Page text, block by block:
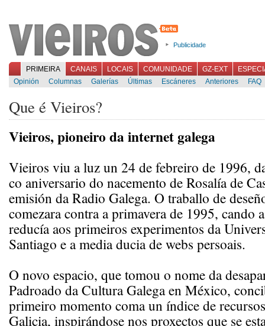
Publicidade
PRIMEIRA CANAIS LOCAIS COMUNIDADE GZ-EXT
Opinión
Columnas Galerías Últimas Escáneres Anteriores FAQ
Que é Vieiros?
Vieiros, pioneiro da internet galega
Vieiros viu a luz un 24 de febreiro de 1996,
co aniversario do nacemento de Rosalía de
emisión da Radio Galega. O traballo de
comezara contra a primavera de 1995, cando
reducía aos primeiros experimentos da
Santiago e a media ducia de webs persoais.
O novo espacio, que tomou o nome da
Padroado da Cultura Galega en México,
primeiro momento coma un índice de
Galicia, inspirándose nos proxectos que se